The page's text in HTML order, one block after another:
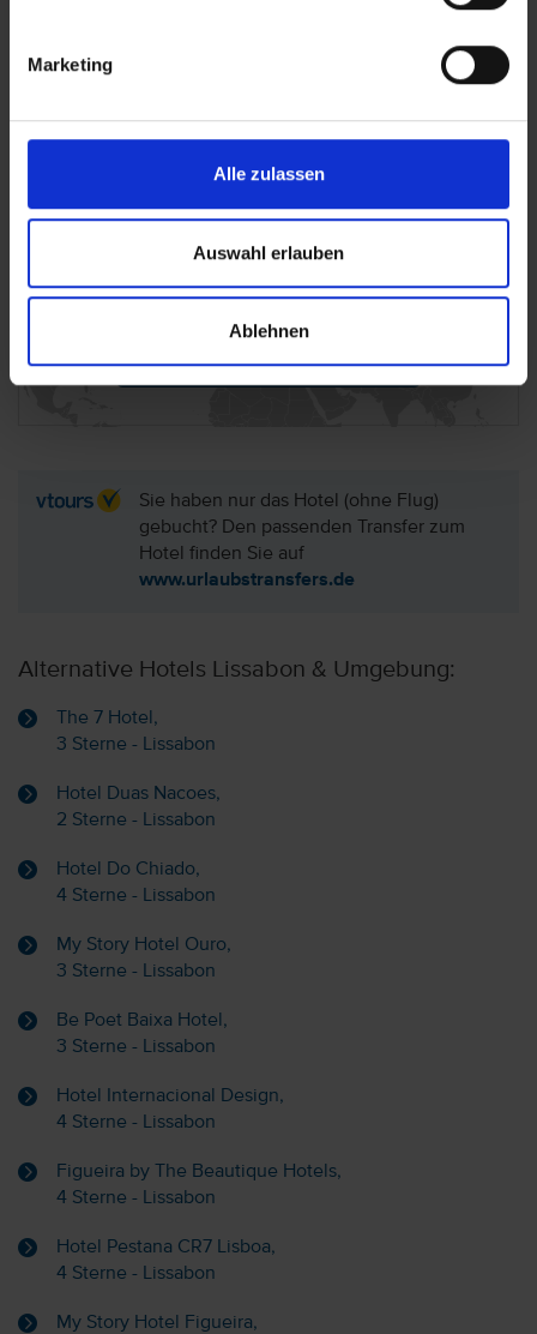
Marketing
Alle zulassen
Auswahl erlauben
Ablehnen
In Lissabon wird vor Ort eine
Übernachtungssteuer richtet sich nach der
Hotel zu zahlen.
Hotel auf der Karte anzeigen
Sie haben nur das Hotel (ohne Flug)
gebucht? Den passenden Transfer zum
Hotel finden Sie auf
www.urlaubstransfers.de
Alternative Hotels Lissabon & Umgebung:
The 7 Hotel,
3 Sterne - Lissabon
Hotel Duas Nacoes,
2 Sterne - Lissabon
Hotel Do Chiado,
4 Sterne - Lissabon
My Story Hotel Ouro,
3 Sterne - Lissabon
Be Poet Baixa Hotel,
3 Sterne - Lissabon
Hotel Internacional Design,
4 Sterne - Lissabon
Figueira by The Beautique Hotels,
4 Sterne - Lissabon
Hotel Pestana CR7 Lisboa,
4 Sterne - Lissabon
My Story Hotel Figueira,